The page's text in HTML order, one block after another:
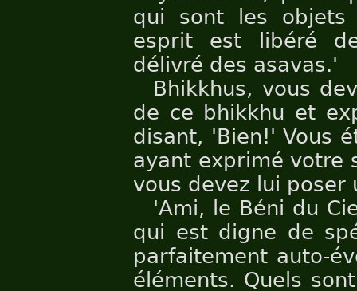
qui sont les objets
esprit est libéré
délivré des asavas.'
Bhikkhus, vous
de ce bhikkhu et
disant, 'Bien!' Vous
ayant exprimé votre
vous devez lui poser
'Ami, le Béni du
qui est digne de
parfaitement auto-
éléments. Quels